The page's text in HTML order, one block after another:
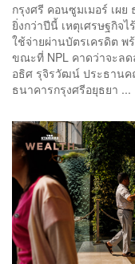
กรุงศรี คอนซูมเมอร์ เผ
ยิ่งกว่าปีนี้ เหตุเศรษฐกิ
ใช้จ่ายผ่านบัตรเครดิต พ
ขณะที่ NPL คาดว่าจะลด
อธิศ รุจิรวัฒน์ ประธานค
ธนาคารกรุงศรีอยุธยา ...